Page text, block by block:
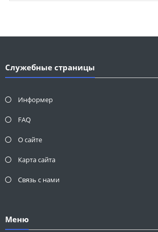
Служебные страницы
Информер
FAQ
О сайте
Карта сайта
Связь с нами
Меню